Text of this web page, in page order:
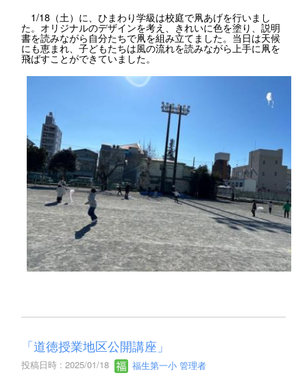
1/18（土）に、ひまわり学級は校庭で凧あげを行いまし
た。オリジナルのデザインを考え、きれいに色を塗り、説明
書を読みながら自分たちで凧を組み立てました。当日は天候
にも恵まれ、子どもたちは風の流れを読みながら上手に凧を
飛ばすことができていました。
「道徳授業地区公開講座」
投稿日時 : 2025/01/18 福生第一小 管理者